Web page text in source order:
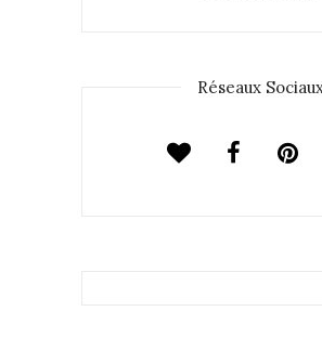
Réseaux